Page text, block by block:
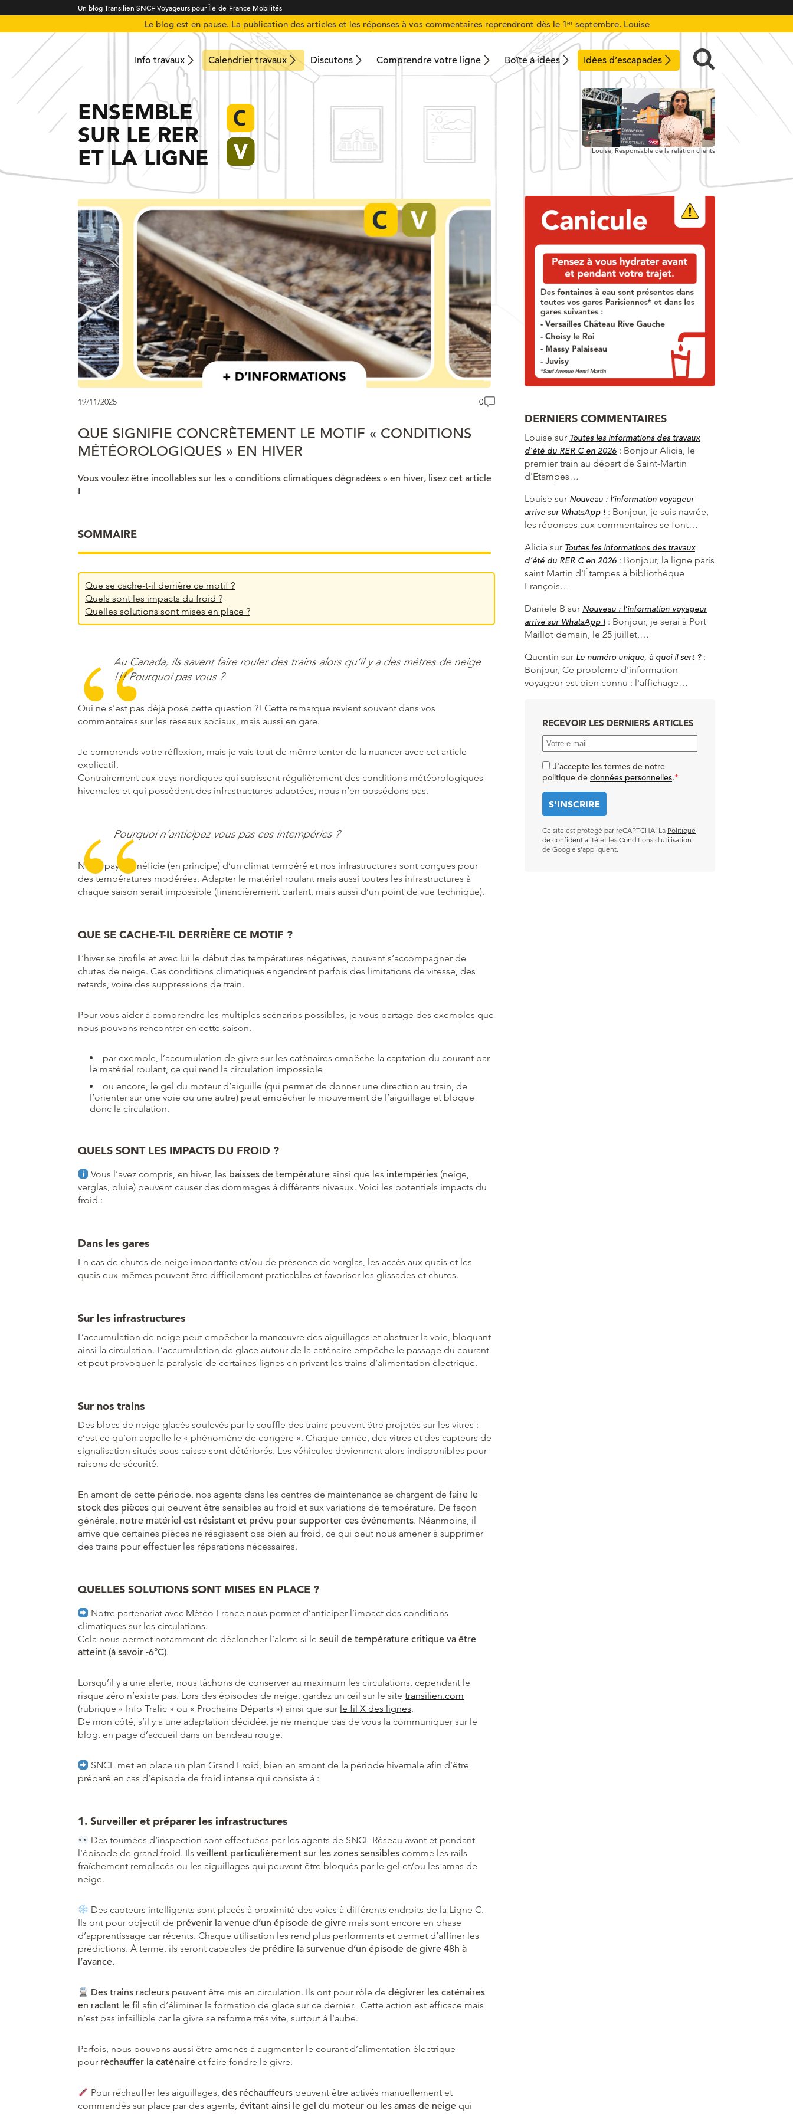
Un blog Transilien SNCF Voyageurs pour Île-de-France Mobilités
Le blog est en pause. La publication des articles et les réponses à vos commentaires reprendront dès le 1ᵉʳ septembre. Louise
Info travaux Calendrier travaux Discutons Comprendre votre ligne Boîte à idées Idées d’escapades
ENSEMBLE
SUR LE RER
ET LA LIGNE
Louise, Responsable de la relation clients
19/11/2025 0
QUE SIGNIFIE CONCRÈTEMENT LE MOTIF « CONDITIONS
MÉTÉOROLOGIQUES » EN HIVER
Vous voulez être incollables sur les « conditions climatiques dégradées » en hiver, lisez cet article
!
SOMMAIRE
Que se cache-t-il derrière ce motif ?
Quels sont les impacts du froid ?
Quelles solutions sont mises en place ?
Au Canada, ils savent faire rouler des trains alors qu’il y a des mètres de neige
!!! Pourquoi pas vous ?
Qui ne s’est pas déjà posé cette question ?! Cette remarque revient souvent dans vos
commentaires sur les réseaux sociaux, mais aussi en gare.
Je comprends votre réflexion, mais je vais tout de même tenter de la nuancer avec cet article
explicatif.
Contrairement aux pays nordiques qui subissent régulièrement des conditions météorologiques
hivernales et qui possèdent des infrastructures adaptées, nous n’en possédons pas.
Pourquoi n’anticipez vous pas ces intempéries ?
Notre pays bénéficie (en principe) d’un climat tempéré et nos infrastructures sont conçues pour
des températures modérées. Adapter le matériel roulant mais aussi toutes les infrastructures à
chaque saison serait impossible (financièrement parlant, mais aussi d’un point de vue technique).
QUE SE CACHE-T-IL DERRIÈRE CE MOTIF ?
L’hiver se profile et avec lui le début des températures négatives, pouvant s’accompagner de
chutes de neige. Ces conditions climatiques engendrent parfois des limitations de vitesse, des
retards, voire des suppressions de train.
Pour vous aider à comprendre les multiples scénarios possibles, je vous partage des exemples que
nous pouvons rencontrer en cette saison.
par exemple, l’accumulation de givre sur les caténaires empêche la captation du courant par
le matériel roulant, ce qui rend la circulation impossible
ou encore, le gel du moteur d’aiguille (qui permet de donner une direction au train, de
l’orienter sur une voie ou une autre) peut empêcher le mouvement de l’aiguillage et bloque
donc la circulation.
QUELS SONT LES IMPACTS DU FROID ?
Vous l’avez compris, en hiver, les baisses de température ainsi que les intempéries (neige,
verglas, pluie) peuvent causer des dommages à différents niveaux. Voici les potentiels impacts du
froid :
Dans les gares
En cas de chutes de neige importante et/ou de présence de verglas, les accès aux quais et les
quais eux-mêmes peuvent être difficilement praticables et favoriser les glissades et chutes.
Sur les infrastructures
L’accumulation de neige peut empêcher la manœuvre des aiguillages et obstruer la voie, bloquant
ainsi la circulation. L’accumulation de glace autour de la caténaire empêche le passage du courant
et peut provoquer la paralysie de certaines lignes en privant les trains d’alimentation électrique.
Sur nos trains
Des blocs de neige glacés soulevés par le souffle des trains peuvent être projetés sur les vitres :
c’est ce qu’on appelle le « phénomène de congère ». Chaque année, des vitres et des capteurs de
signalisation situés sous caisse sont détériorés. Les véhicules deviennent alors indisponibles pour
raisons de sécurité.
En amont de cette période, nos agents dans les centres de maintenance se chargent de faire le
stock des pièces qui peuvent être sensibles au froid et aux variations de température. De façon
générale, notre matériel est résistant et prévu pour supporter ces événements. Néanmoins, il
arrive que certaines pièces ne réagissent pas bien au froid, ce qui peut nous amener à supprimer
des trains pour effectuer les réparations nécessaires.
QUELLES SOLUTIONS SONT MISES EN PLACE ?
Notre partenariat avec Météo France nous permet d’anticiper l’impact des conditions
climatiques sur les circulations.
Cela nous permet notamment de déclencher l’alerte si le seuil de température critique va être
atteint (à savoir -6°C).
Lorsqu’il y a une alerte, nous tâchons de conserver au maximum les circulations, cependant le
risque zéro n’existe pas. Lors des épisodes de neige, gardez un œil sur le site transilien.com
(rubrique « Info Trafic » ou « Prochains Départs ») ainsi que sur le fil X des lignes.
De mon côté, s’il y a une adaptation décidée, je ne manque pas de vous la communiquer sur le
blog, en page d’accueil dans un bandeau rouge.
SNCF met en place un plan Grand Froid, bien en amont de la période hivernale afin d’être
préparé en cas d’épisode de froid intense qui consiste à :
1. Surveiller et préparer les infrastructures
Des tournées d’inspection sont effectuées par les agents de SNCF Réseau avant et pendant
l’épisode de grand froid. Ils veillent particulièrement sur les zones sensibles comme les rails
fraîchement remplacés ou les aiguillages qui peuvent être bloqués par le gel et/ou les amas de
neige.
Des capteurs intelligents sont placés à proximité des voies à différents endroits de la Ligne C.
Ils ont pour objectif de prévenir la venue d’un épisode de givre mais sont encore en phase
d’apprentissage car récents. Chaque utilisation les rend plus performants et permet d’affiner les
prédictions. À terme, ils seront capables de prédire la survenue d’un épisode de givre 48h à
l’avance.
Des trains racleurs peuvent être mis en circulation. Ils ont pour rôle dedégivrer les caténaires
en raclant le fil afin d’éliminer la formation de glace sur ce dernier. Cette action est efficace mais
n’est pas infaillible car le givre se reforme très vite, surtout à l’aube.
Parfois, nous pouvons aussi être amenés à augmenter le courant d’alimentation électrique
pour réchauffer la caténaire et faire fondre le givre.
Pour réchauffer les aiguillages,des réchauffeurs peuvent être activés manuellement et
commandés sur place par des agents, évitant ainsi le gel du moteur ou les amas de neige qui
DERNIERS COMMENTAIRES
Louise sur Toutes les informations des travaux
d’été du RER C en 2026 : Bonjour Alicia, le
premier train au départ de Saint-Martin
d'Etampes…
Louise sur Nouveau : l’information voyageur
arrive sur WhatsApp ! : Bonjour, je suis navrée,
les réponses aux commentaires se font…
Alicia sur Toutes les informations des travaux
d’été du RER C en 2026 : Bonjour, la ligne paris
saint Martin d'Étampes à bibliothèque
François…
Daniele B sur Nouveau : l’information voyageur
arrive sur WhatsApp ! : Bonjour, je serai à Port
Maillot demain, le 25 juillet,…
Quentin sur Le numéro unique, à quoi il sert ?:
Bonjour, Ce problème d'information
voyageur est bien connu : l'affichage…
RECEVOIR LES DERNIERS ARTICLES
J'accepte les termes de notre
politique de données personnelles.*
Ce site est protégé par reCAPTCHA. La Politique
de confidentialité et les Conditions d’utilisation
de Google s’appliquent.